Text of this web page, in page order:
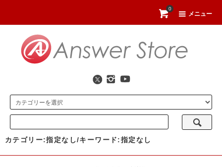
メニュー
0
カテゴリー:指定なし/キーワード:指定なし